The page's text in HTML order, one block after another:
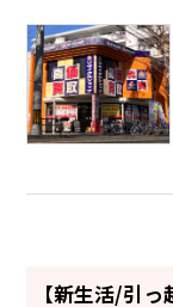
【新生活/引